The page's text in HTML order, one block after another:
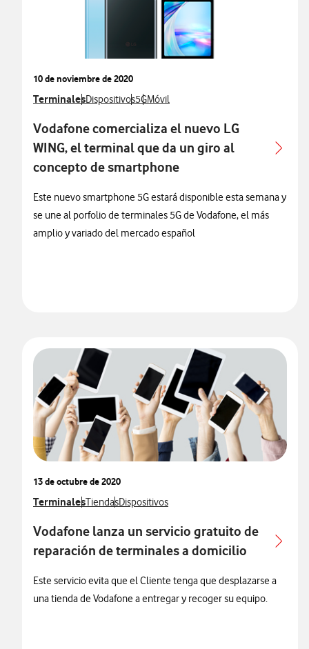
10 de noviembre de 2020
Ver más notas de prensa relacionados con
TerminalesVer más notas de prensa relacionados con
DispositivosVer más notas de prensa relacionados
5GVer más notas de prensa relacionados
Móvil
Vodafone comercializa el nuevo LG
WING, el terminal que da un giro al
concepto de smartphone
Este nuevo smartphone 5G estará disponible esta semana y
se une al porfolio de terminales 5G de Vodafone, el más
amplio y variado del mercado español
13 de octubre de 2020
Ver más notas de prensa relacionados con
TerminalesVer más notas de prensa relacionados con
TiendasVer más notas de prensa relacionados con
Dispositivos
Vodafone lanza un servicio gratuito de
reparación de terminales a domicilio
Este servicio evita que el Cliente tenga que desplazarse a
una tienda de Vodafone a entregar y recoger su equipo.